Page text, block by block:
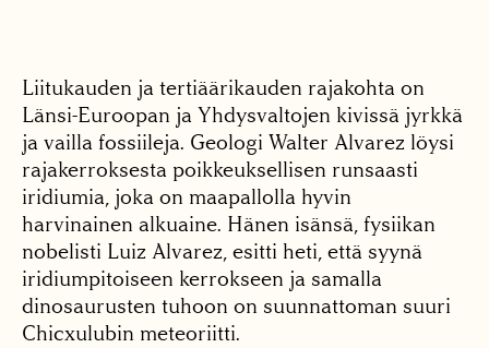
Liitukauden ja tertiäärikauden rajakohta on
Länsi-Euroopan ja Yhdysvaltojen kivissä jyrkkä
ja vailla fossiileja. Geologi Walter Alvarez löysi
rajakerroksesta poikkeuksellisen runsaasti
iridiumia, joka on maapallolla hyvin
harvinainen alkuaine. Hänen isänsä, fysiikan
nobelisti Luiz Alvarez, esitti heti, että syynä
iridiumpitoiseen kerrokseen ja samalla
dinosaurusten tuhoon on suunnattoman suuri
Chicxulubin meteoriitti.